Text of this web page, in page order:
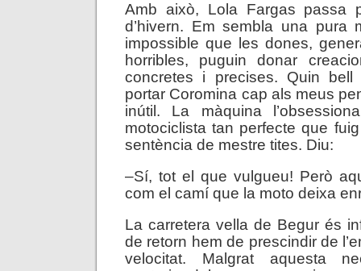
Amb això, Lola Fargas passa
d’hivern. Em sembla una pura
impossible que les dones,
horribles, puguin donar
concretes i precises. Quin bell
portar Coromina cap als meus
inútil. La màquina
motociclista tan perfecte que
sentència de mestre tites. Diu:
–Sí, tot el que vulgueu! Però
com el camí que la moto deixa
La carretera vella de Begur és
de retorn hem de prescindir de
velocitat. Malgrat aquesta